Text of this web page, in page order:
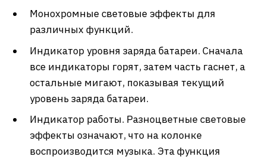
Монохромные световые эффекты для
различных функций.
Индикатор уровня заряда батареи. Сначала
все индикаторы горят, затем часть гаснет, а
остальные мигают, показывая текущий
уровень заряда батареи.
Индикатор работы. Разноцветные световые
эффекты означают, что на колонке
воспроизводится музыка. Эта функция